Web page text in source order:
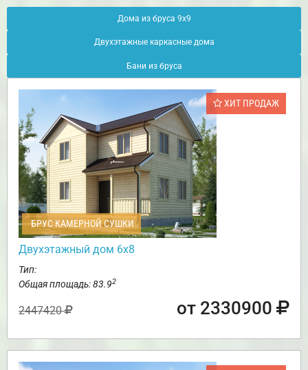
Дома из бруса 9х9
Двухэтажные каркасные дома
Бани из бруса
ХИТ ПРОДАЖ
БРУС КАМЕРНОЙ СУШКИ
Двухэтажный дом 6х8
Тип:
Общая площадь: 83.92
2447420 от 2330900